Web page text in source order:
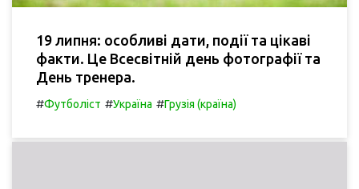
19 липня: особливі дати, події та цікаві
факти. Це Всесвітній день фотографії та
День тренера.
#Футболіст #Україна #Грузія (країна)